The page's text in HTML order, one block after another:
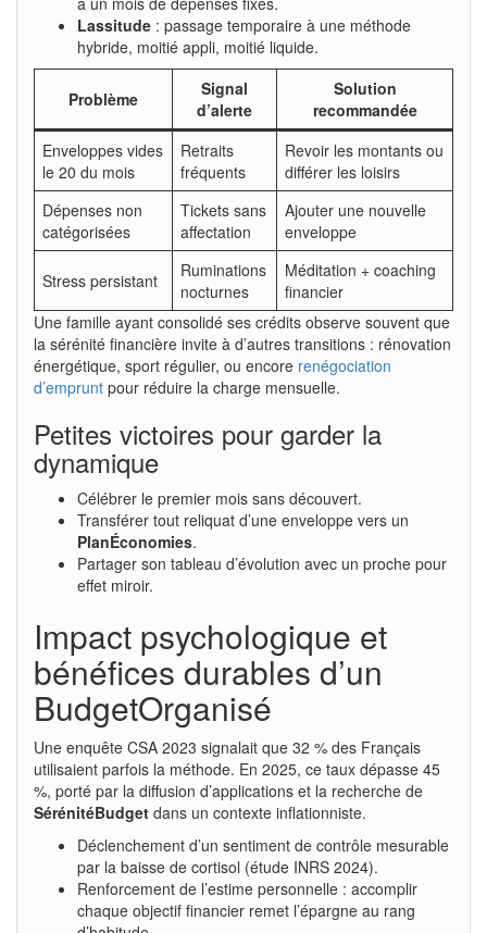
Lassitude : passage temporaire à une méthode
hybride, moitié appli, moitié liquide.
Problème
Signal
d’alerte
Solution
recommandée
Enveloppes vides
le 20 du mois
Retraits
fréquents
Revoir les montants ou
différer les loisirs
Dépenses non
catégorisées
Tickets sans
affectation
Ajouter une nouvelle
enveloppe
Stress persistant
Ruminations
nocturnes
Méditation + coaching
financier
Une famille ayant consolidé ses crédits observe souvent que
la sérénité financière invite à d’autres transitions : rénovation
énergétique, sport régulier, ou encore renégociation
d’emprunt pour réduire la charge mensuelle.
Petites victoires pour garder la
dynamique
Célébrer le premier mois sans découvert.
Transférer tout reliquat d’une enveloppe vers un
PlanÉconomies.
Partager son tableau d’évolution avec un proche pour
effet miroir.
Impact psychologique et
bénéfices durables d’un
BudgetOrganisé
Une enquête CSA 2023 signalait que 32 % des Français
utilisaient parfois la méthode. En 2025, ce taux dépasse 45
%, porté par la diffusion d’applications et la recherche de
SérénitéBudget dans un contexte inflationniste.
Déclenchement d’un sentiment de contrôle mesurable
par la baisse de cortisol (étude INRS 2024).
Renforcement de l’estime personnelle : accomplir
chaque objectif financier remet l’épargne au rang